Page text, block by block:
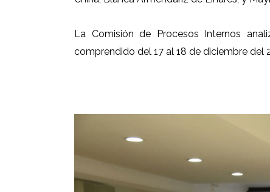
La Comisión de Procesos Internos
comprendido del 17 al 18 de diciembre del